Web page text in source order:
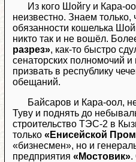
Из кого Шойгу и Кара-
неизвестно. Знаем
обязанности кошелька
никто так и не вошёл.
разрез», как-то быстро
сенаторских полномочий
призвать в республику
обещаний.
Байсаров и Кара-оол,
Туву и поднять до
строительство ТЭС-2 в
только «Енисейской
«бизнесмен», но и
предприятия «Мостовик».